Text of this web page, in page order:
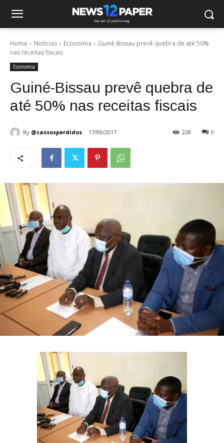
Home Notícias Economia
Guiné-Bissau prevê quebra de até 50%
nas receitas fiscais
Economia
Guiné-Bissau prevê quebra de
até 50% nas receitas fiscais
By @cassosperdidos 17/09/2017 0
228